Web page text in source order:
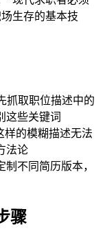
生存的基本技
抓取职位描述中的
这些关键词
样的模糊描述无法
法论
制不同简历版本，
骤